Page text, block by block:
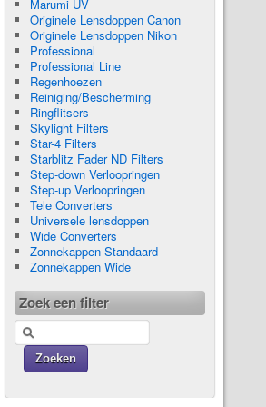
Marumi UV
Originele Lensdoppen Canon
Originele Lensdoppen Nikon
Professional
Professional Line
Regenhoezen
Reiniging/Bescherming
Ringflitsers
Skylight Filters
Star-4 Filters
Starblitz Fader ND Filters
Step-down Verloopringen
Step-up Verloopringen
Tele Converters
Universele lensdoppen
Wide Converters
Zonnekappen Standaard
Zonnekappen Wide
Zoek een filter